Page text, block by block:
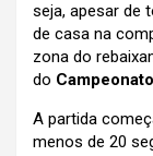
seja, apesar de
de casa na
zona do
do
A partida
menos de 20